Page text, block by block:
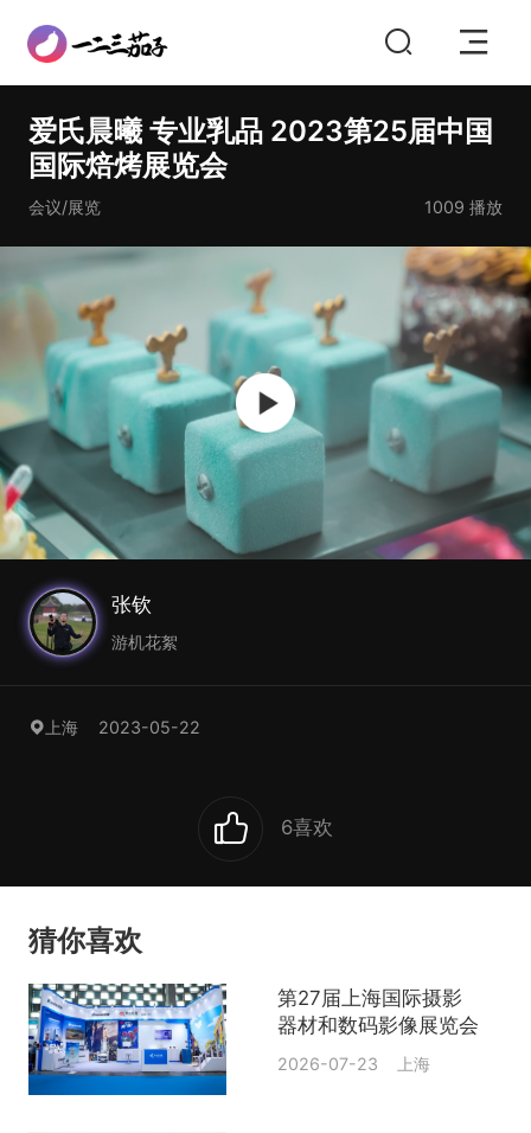
爱氏晨曦 专业乳品 2023第25届中国
国际焙烤展览会
会议/展览 1009 播放
张钦
游机花絮
上海 2023-05-22
6喜欢
猜你喜欢
第27届上海国际摄影
器材和数码影像展览会
2026-07-23 上海